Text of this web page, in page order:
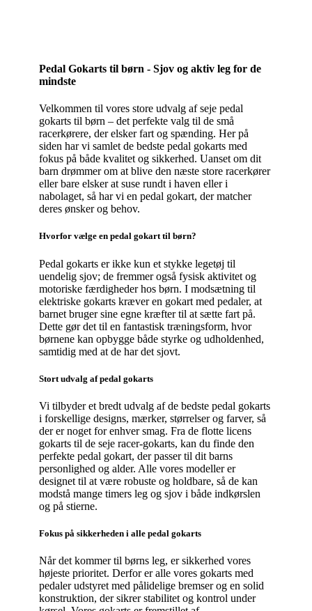
Pedal Gokarts til børn - Sjov og aktiv leg for de
mindste
Velkommen til vores store udvalg af seje pedal
gokarts til børn – det perfekte valg til de små
racerkørere, der elsker fart og spænding. Her på
siden har vi samlet de bedste pedal gokarts med
fokus på både kvalitet og sikkerhed. Uanset om dit
barn drømmer om at blive den næste store racerkører
eller bare elsker at suse rundt i haven eller i
nabolaget, så har vi en pedal gokart, der matcher
deres ønsker og behov.
Hvorfor vælge en pedal gokart til børn?
Pedal gokarts er ikke kun et stykke legetøj til
uendelig sjov; de fremmer også fysisk aktivitet og
motoriske færdigheder hos børn. I modsætning til
elektriske gokarts kræver en gokart med pedaler, at
barnet bruger sine egne kræfter til at sætte fart på.
Dette gør det til en fantastisk træningsform, hvor
børnene kan opbygge både styrke og udholdenhed,
samtidig med at de har det sjovt.
Stort udvalg af pedal gokarts
Vi tilbyder et bredt udvalg af de bedste pedal gokarts
i forskellige designs, mærker, størrelser og farver, så
der er noget for enhver smag. Fra de flotte licens
gokarts til de seje racer-gokarts, kan du finde den
perfekte pedal gokart, der passer til dit barns
personlighed og alder. Alle vores modeller er
designet til at være robuste og holdbare, så de kan
modstå mange timers leg og sjov i både indkørslen
og på stierne.
Fokus på sikkerheden i alle pedal gokarts
Når det kommer til børns leg, er sikkerhed vores
højeste prioritet. Derfor er alle vores gokarts med
pedaler udstyret med pålidelige bremser og en solid
konstruktion, der sikrer stabilitet og kontrol under